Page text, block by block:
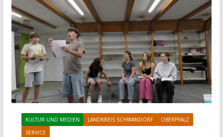
KULTUR UND MEDIEN LANDKREIS SCHWANDORF
OBERPFALZ
SERVICE